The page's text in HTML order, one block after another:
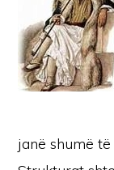
janë shumë